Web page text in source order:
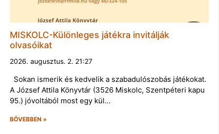
MISKOLC-Különleges játékra invitálják
olvasóikat
2026. augusztus. 2. 21:27
Sokan ismerik és kedvelik a szabadulószobás játékokat.
A József Attila Könyvtár (3526 Miskolc, Szentpéteri kapu
95.) jóvoltából most egy kül…
BŐVEBBEN »